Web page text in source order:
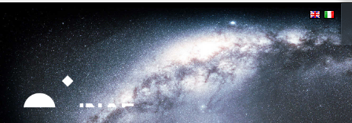
Strumenti
personali
Salta
contenuti.
|
Salta